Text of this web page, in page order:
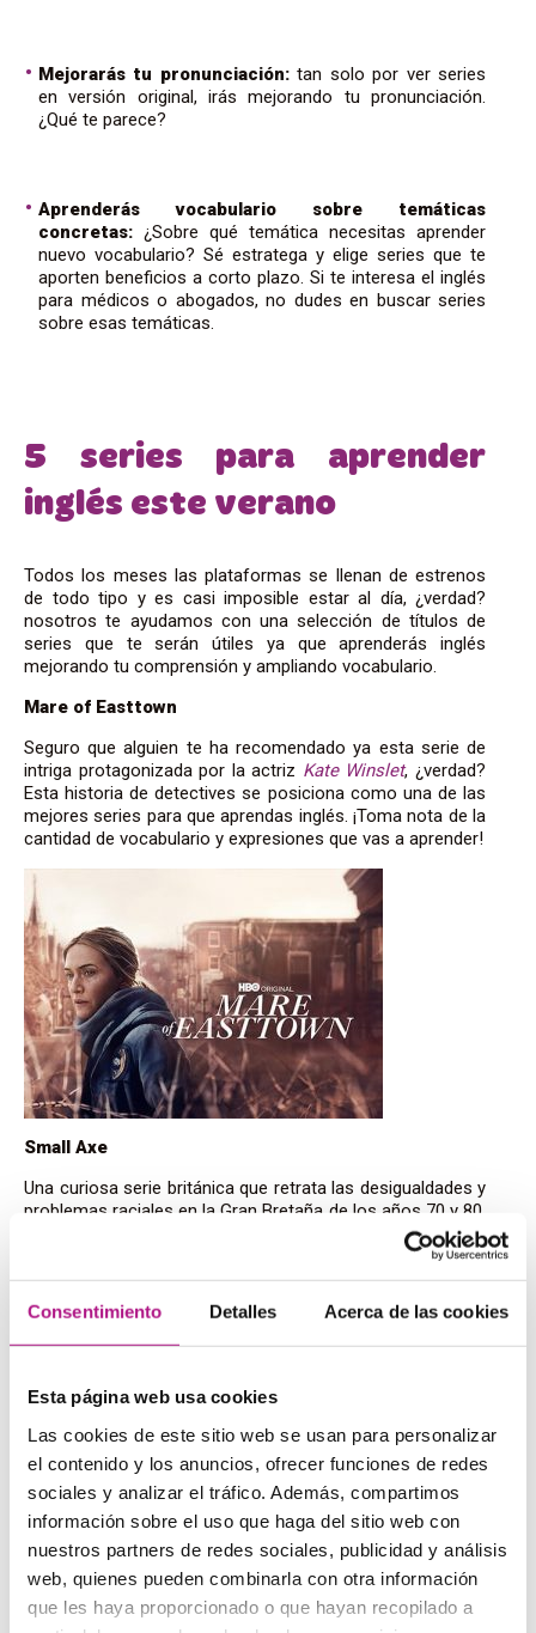
Consentimiento Detalles Acerca de las cookies
Esta página web usa cookies
Las cookies de este sitio web se usan para personalizar
el contenido y los anuncios, ofrecer funciones de redes
sociales y analizar el tráfico. Además, compartimos
información sobre el uso que haga del sitio web con
nuestros partners de redes sociales, publicidad y análisis
web, quienes pueden combinarla con otra información
que les haya proporcionado o que hayan recopilado a
Mejorarás tu pronunciación:tan solo por ver series
en versión original, irás mejorando tu pronunciación.
¿Qué te parece?
Aprenderás vocabulario sobre temáticas
concretas: ¿Sobre qué temática necesitas aprender
nuevo vocabulario? Sé estratega y elige series que te
aporten beneficios a corto plazo. Si te interesa el inglés
para médicos o abogados, no dudes en buscar series
sobre esas temáticas.
5 series para aprender
inglés este verano
Todos los meses las plataformas se llenan de estrenos
de todo tipo y es casi imposible estar al día, ¿verdad?
nosotros te ayudamos con una selección de títulos de
series que te serán útiles ya que aprenderás inglés
mejorando tu comprensión y ampliando vocabulario.
Mare of Easttown
Seguro que alguien te ha recomendado ya esta serie de
intriga protagonizada por la actriz Kate Winslet, ¿verdad?
Esta historia de detectives se posiciona como una de las
mejores series para que aprendas inglés. ¡Toma nota de la
cantidad de vocabulario y expresiones que vas a aprender!
Small Axe
Una curiosa serie británica que retrata las desigualdades y
problemas raciales en la Gran Bretaña de los años 70 y 80.
Es ideal para escuchar acentos distintos, como el acento
británico de los policías de la serie o el acento de las
Antillas Británicas con el que hablan los personajes
principales. Basada en historias reales y muy
comprometida con la lucha anti-racista, esta serie dirigida
porSteve McQueente sorprenderá.